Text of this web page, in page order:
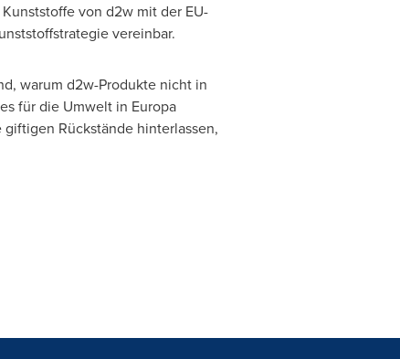
von d2w mit der EU-
vereinbar.
warum d2w-Produkte nicht in
für die Umwelt in Europa
Rückstände hinterlassen,